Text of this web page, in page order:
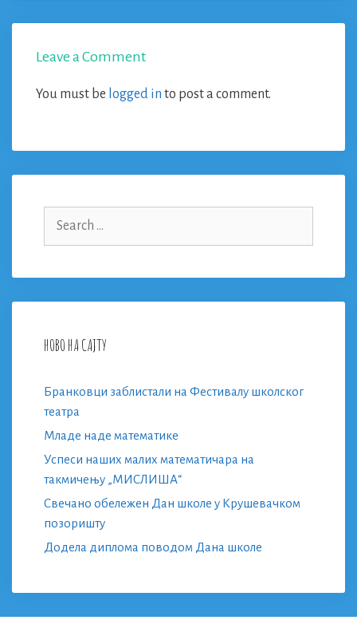
Leave a Comment
You must be logged in to post a comment.
НОВО НА САЈТУ
Бранковци заблистали на Фестивалу школског
театра
Младе наде математике
Успеси наших малих математичара на
такмичењу „МИСЛИША“
Свечано обележен Дан школе у Крушевачком
позоришту
Додела диплома поводом Дана школе